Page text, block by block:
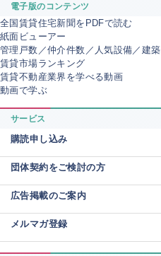
電子版のコンテンツ
全国賃貸住宅新聞をPDFで読む
紙面ビューアー
管理戸数／仲介件数／人気設備／建築
賃貸市場ランキング
賃貸不動産業界を学べる動画
動画で学ぶ
サービス
購読申し込み
団体契約をご検討の方
広告掲載のご案内
メルマガ登録